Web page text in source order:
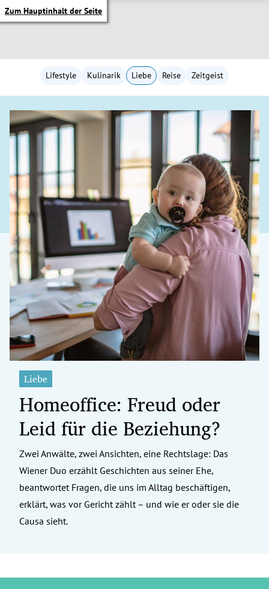
Zum Hauptinhalt der Seite
Untermenü
Untermenü
Untermenü
Untermenü
Untermenü
Untermenü
Untermenü
Untermenü
Untermenü
Untermenü
Lifestyle Kulinarik Liebe Reise Zeitgeist
Liebe
Homeoffice: Freud oder
Leid für die Beziehung?
Zwei Anwälte, zwei Ansichten, eine Rechtslage: Das
Wiener Duo erzählt Geschichten aus seiner Ehe,
beantwortet Fragen, die uns im Alltag beschäftigen,
erklärt, was vor Gericht zählt – und wie er oder sie die
Causa sieht.